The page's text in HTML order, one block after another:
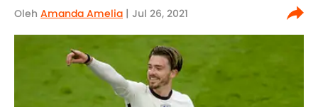
Oleh Amanda Amelia | Jul 26, 2021